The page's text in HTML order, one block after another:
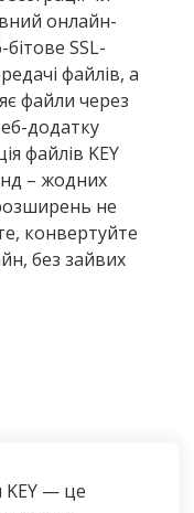
онлайн-
SSL-
файлів, а
файли через
додатку
файлів KEY
– жодних
не
конвертуйте
без зайвих
KEY — це